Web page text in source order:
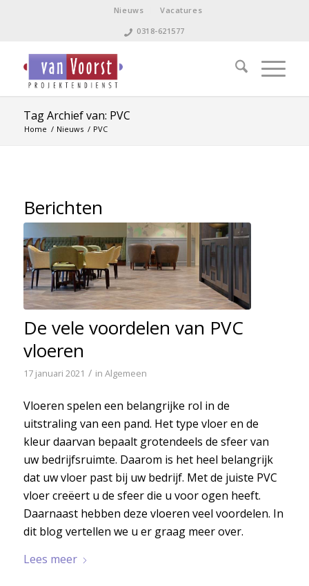
Nieuws
Vacatures
0318-621577
Tag Archief van: PVC
Home / Nieuws / PVC
Berichten
De vele voordelen van PVC
vloeren
17 januari 2021 / in Algemeen
Vloeren spelen een belangrijke rol in de
uitstraling van een pand. Het type vloer en de
kleur daarvan bepaalt grotendeels de sfeer van
uw bedrijfsruimte. Daarom is het heel belangrijk
dat uw vloer past bij uw bedrijf. Met de juiste PVC
vloer creëert u de sfeer die u voor ogen heeft.
Daarnaast hebben deze vloeren veel voordelen. In
dit blog vertellen we u er graag meer over.
Lees meer